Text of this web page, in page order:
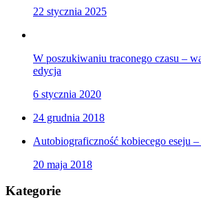
22 stycznia 2025
W poszukiwaniu traconego czasu –
edycja
6 stycznia 2020
24 grudnia 2018
Autobiograficzność kobiecego eseju
20 maja 2018
Kategorie